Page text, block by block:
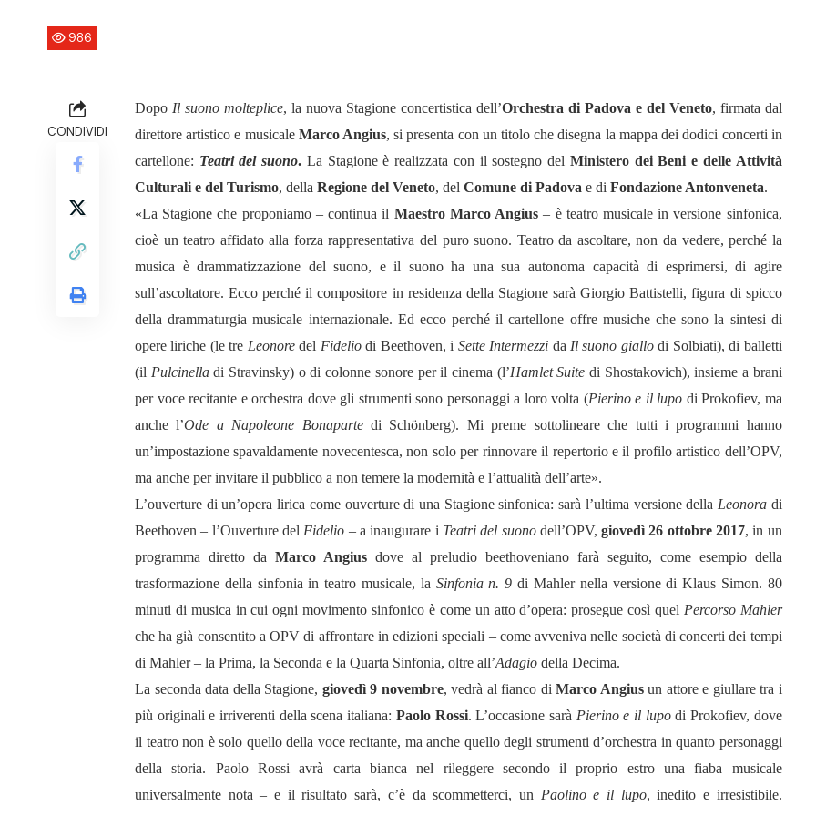
986
CONDIVIDI
Dopo Il suono molteplice, la nuova Stagione concertistica dell’Orchestra di Padova e del Veneto, firmata dal
direttore artistico e musicale Marco Angius, si presenta con un titolo che disegna la mappa dei dodici concerti in
cartellone: Teatri del suono. La Stagione è realizzata con il sostegno del Ministero dei Beni e delle Attività
Culturali e del Turismo, della Regione del Veneto, del Comune di Padova e di Fondazione Antonveneta.
«La Stagione che proponiamo – continua il Maestro Marco Angius – è teatro musicale in versione sinfonica,
cioè un teatro affidato alla forza rappresentativa del puro suono. Teatro da ascoltare, non da vedere, perché la
musica è drammatizzazione del suono, e il suono ha una sua autonoma capacità di esprimersi, di agire
sull’ascoltatore. Ecco perché il compositore in residenza della Stagione sarà Giorgio Battistelli, figura di spicco
della drammaturgia musicale internazionale. Ed ecco perché il cartellone offre musiche che sono la sintesi di
opere liriche (le tre Leonoredel Fideliodi Beethoven, i Sette Intermezzi da Il suono giallodi Solbiati), di balletti
(il Pulcinelladi Stravinsky) o di colonne sonore per il cinema (l’Hamlet Suite di Shostakovich), insieme a brani
per voce recitante e orchestra dove gli strumenti sono personaggi a loro volta (Pierino e il lupo di Prokofiev, ma
anche l’Ode a Napoleone Bonapartedi Schönberg). Mi preme sottolineare che tutti i programmi hanno
un’impostazione spavaldamente novecentesca, non solo per rinnovare il repertorio e il profilo artistico dell’OPV,
ma anche per invitare il pubblico a non temere la modernità e l’attualità dell’arte».
L’ouverture di un’opera lirica come ouverture di una Stagione sinfonica: sarà l’ultima versione della Leonora di
Beethoven – l’Ouverture del Fidelio – a inaugurare i Teatri del suonodell’OPV,giovedì 26 ottobre 2017, in un
programma diretto da Marco Angius dove al preludio beethoveniano farà seguito, come esempio della
trasformazione della sinfonia in teatro musicale, la Sinfonia n. 9 di Mahler nella versione di Klaus Simon. 80
minuti di musica in cui ogni movimento sinfonico è come un atto d’opera: prosegue così quel Percorso Mahler
che ha già consentito a OPV di affrontare in edizioni speciali – come avveniva nelle società di concerti dei tempi
di Mahler – la Prima, la Seconda e la Quarta Sinfonia, oltre all’Adagio della Decima.
La seconda data della Stagione, giovedì 9 novembre, vedrà al fianco diMarco Angiusun attore e giullare tra i
più originali e irriverenti della scena italiana: Paolo Rossi. L’occasione sarà Pierino e il lupodi Prokofiev, dove
il teatro non è solo quello della voce recitante, ma anche quello degli strumenti d’orchestra in quanto personaggi
della storia. Paolo Rossi avrà carta bianca nel rileggere secondo il proprio estro una fiaba musicale
universalmente nota – e il risultato sarà, c’è da scommetterci, un Paolino e il lupo, inedito e irresistibile.